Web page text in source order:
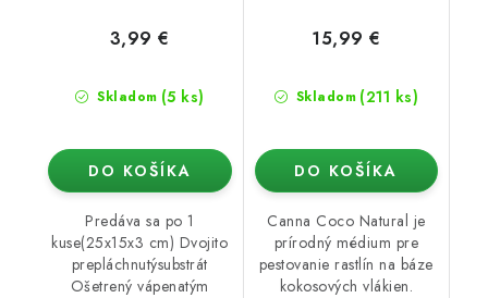
Skladom (5 ks)
3,99 €
DO KOŠÍKA
Predáva sa po 1
kuse(25x15x3 cm) Dvojito
prepláchnutýsubstrát
Ošetrený vápenatým
Skladom (211 ks)
15,99 €
DO KOŠÍKA
Canna Coco Natural je
prírodný médium pre
pestovanie rastlín na báze
kokosových vlákien.